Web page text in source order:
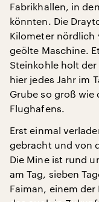
Fabrikhallen, in
könnten. Die
Kilometer nördlich
geölte Maschine.
Steinkohle holt
hier jedes Jahr im
Grube so groß wie
Flughafens.
Erst einmal
gebracht und von
Die Mine ist rund
am Tag, sieben
Faiman, einem